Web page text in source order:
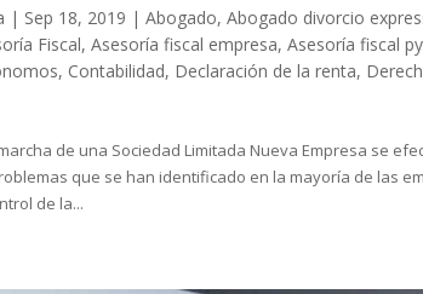
| Sep 18, 2019 |Abogado,Abogado divorcio
Fiscal,Asesoría fiscal empresa,Asesoría fiscal
, Contabilidad, Declaración de la renta,
de una Sociedad Limitada Nueva Empresa se
que se han identificado en la mayoría de las
de la...